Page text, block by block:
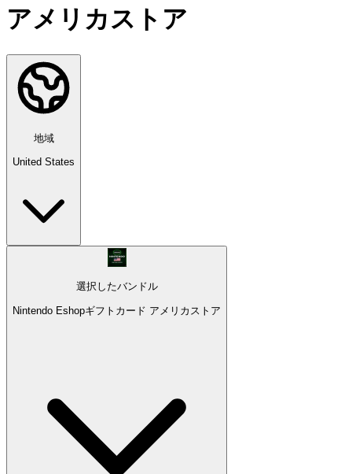
アメリカストア
地域
United States
選択したバンドル
Nintendo Eshopギフトカード アメリカストア